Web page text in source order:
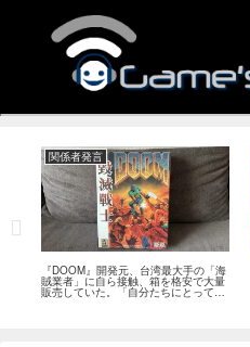
関係者発言
『DOOM』開発元、台湾最大手の「海
賊業者」に自ら接触、箱を格安で大量
販売していた。「自分たちにとっては
流通だった」